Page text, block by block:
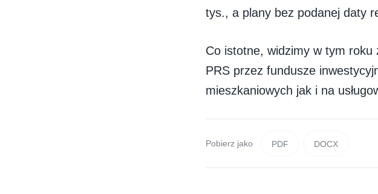
tys., a plany bez podanej daty
Co istotne, widzimy w tym roku
PRS przez fundusze
mieszkaniowych jak i na
Pobierz jako PDF DOCX